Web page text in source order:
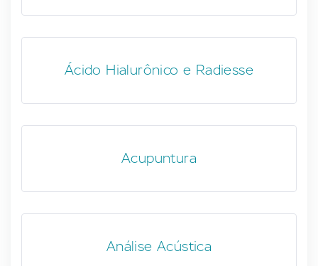
Ácido Hialurônico e Radiesse
Acupuntura
Análise Acústica